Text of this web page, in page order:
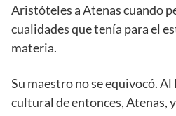
Aristóteles a Atenas cuando
cualidades que tenía para el
materia.
Su maestro no se equivocó.
cultural de entonces, Atenas,